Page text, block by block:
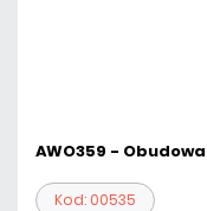
AWO359 -
Kod: 00535